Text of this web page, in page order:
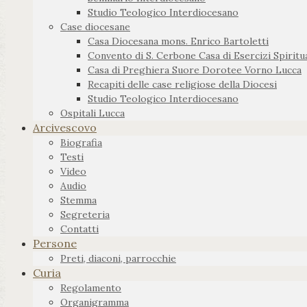
Studio Teologico Interdiocesano
Case diocesane
Casa Diocesana mons. Enrico Bartoletti
Convento di S. Cerbone Casa di Esercizi
Casa di Preghiera Suore Dorotee Vorno Lucca
Recapiti delle case religiose della Diocesi
Studio Teologico Interdiocesano
Ospitali Lucca
Arcivescovo
Biografia
Testi
Video
Audio
Stemma
Segreteria
Contatti
Persone
Preti, diaconi, parrocchie
Curia
Regolamento
Organigramma